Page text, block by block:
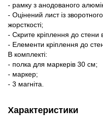
- рамку з анодованого
- Оцінений лист із
жорсткості;
- Скрите кріплення до стени
- Елементи кріплення до
В комплекті:
- полка для маркерів 30 см;
- маркер;
- 3 магніта.
Характеристики